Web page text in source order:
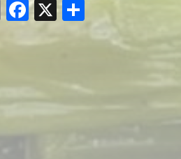
Copy
Link
Facebook
X 共
有